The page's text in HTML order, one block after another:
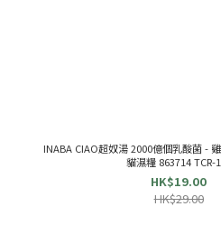
INABA CIAO超奴湯 2000億個乳酸菌 -
貓濕糧 863714 TCR-
HK$19.00
HK$29.00